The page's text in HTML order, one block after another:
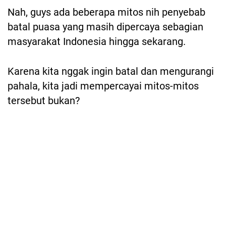
Nah, guys ada beberapa mitos nih penyebab
batal puasa yang masih dipercaya sebagian
masyarakat Indonesia hingga sekarang.
Karena kita nggak ingin batal dan mengurangi
pahala, kita jadi mempercayai mitos-mitos
tersebut bukan?